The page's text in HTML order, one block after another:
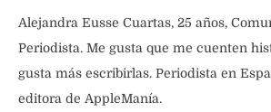
Alejandra Eusse Cuartas, 25 años,
Periodista. Me gusta que me cuenten
gusta más escribirlas. Periodista en
editora de AppleManía.